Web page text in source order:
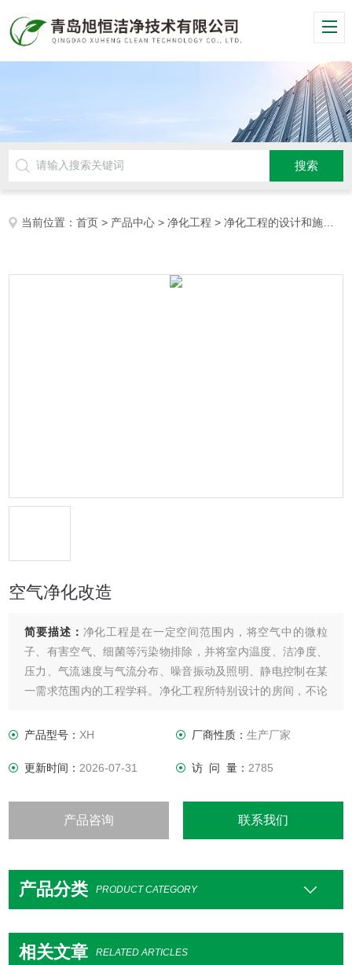
当前位置：首页 > 产品中心 >净化工程 >净化工程的设计和施工
空气净化改造
简要描述： 净化工程是在一定空间范围内，将空气中的微粒
子、有害空气、细菌等污染物排除，并将室内温度、洁净度、
压力、气流速度与气流分布、噪音振动及照明、静电控制在某
一需求范围内的工程学科。净化工程所特别设计的房间，不论
净度、温湿度及压力等性能。青岛旭恒净化设备有限公司 承接
计、安装、维修等。
产品型号：XH 厂商性质： 生产厂家
更新时间：2026-07-31 访 问 量： 2785
产品咨询 联系我们
产品分类 PRODUCT CATEGORY
相关文章 RELATED ARTICLES